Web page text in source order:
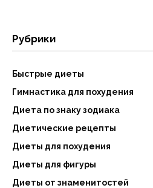
Рубрики
Быстрые диеты
Гимнастика для похудения
Диета по знаку зодиака
Диетические рецепты
Диеты для похудения
Диеты для фигуры
Диеты от знаменитостей